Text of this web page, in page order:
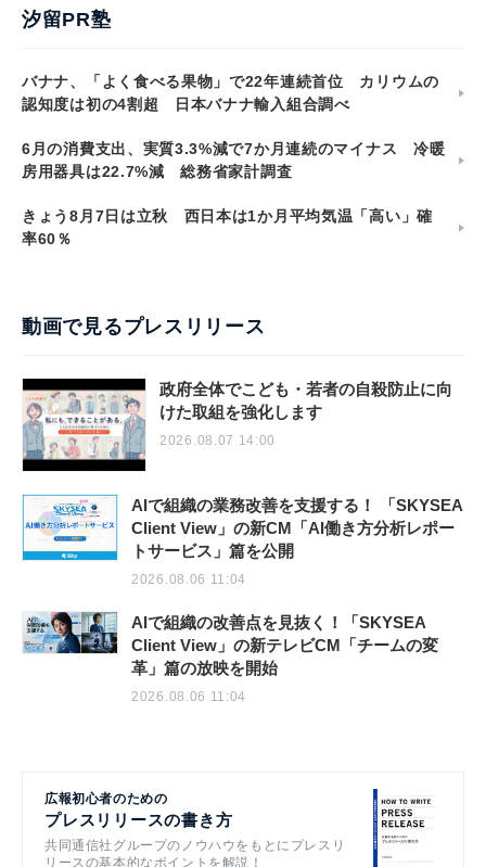
汐留PR塾
バナナ、「よく食べる果物」で22年連続首位 カリウムの
認知度は初の4割超 日本バナナ輸入組合調べ
6月の消費支出、実質3.3%減で7か月連続のマイナス 冷暖
房用器具は22.7%減 総務省家計調査
きょう8月7日は立秋 西日本は1か月平均気温「高い」確
率60％
動画で見るプレスリリース
政府全体でこども・若者の自殺防止に向
けた取組を強化します
2026.08.07 14:00
AIで組織の業務改善を支援する！ 「SKYSEA
Client View」の新CM「AI働き方分析レポー
トサービス」篇を公開
2026.08.06 11:04
AIで組織の改善点を見抜く！「SKYSEA
Client View」の新テレビCM「チームの変
革」篇の放映を開始
2026.08.06 11:04
広報初心者のための
プレスリリースの書き方
共同通信社グループのノウハウをもとにプレスリ
リースの基本的なポイントを解説！